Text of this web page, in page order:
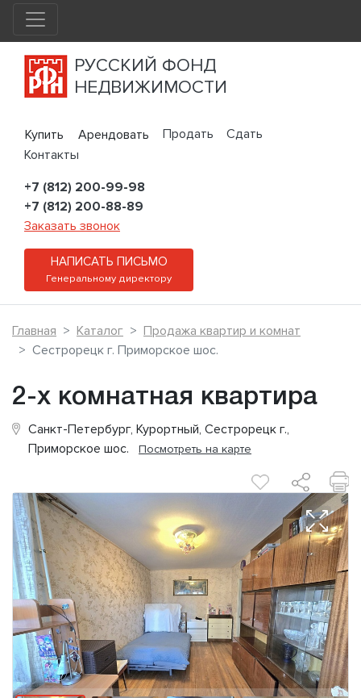
РУССКИЙ ФОНД
НЕДВИЖИМОСТИ
Купить Арендовать Продать
Сдать
Контакты
+7 (812) 200-99-98
+7 (812) 200-88-89
Заказать звонок
НАПИСАТЬ ПИСЬМО
Генеральному директору
Главная Каталог
Продажа квартир и комнат
Сестрорецк г. Приморское шос.
2-х комнатная квартира
Санкт-Петербург, Курортный, Сестрорецк г.,
Приморское шос. Посмотреть на карте